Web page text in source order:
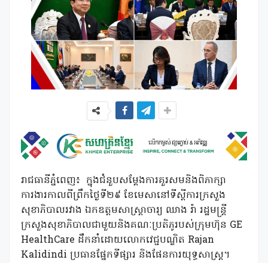
រាជធានីភ្នំពេញ៖ ក្នុងជំនួបសម្តែងការគួរសមនិងពិភាក្សា
ការងារកាលពីព្រឹកថ្ងៃទី២៩ ខែមេសានៅទីស្តីការក្រសួង
សុខាភិបាលរវាង ឯកឧត្តមសាស្ត្រាចារ្យ ឈាង រ៉ា រដ្ឋមន្ត្រី
ក្រសួងសុខាភិបាលជាមួយនិងគណៈប្រតិភូរបស់ក្រុមហ៊ុន GE
HealthCare ដឹកនាំដោយលោកវេជ្ជបណ្ឌិត Rajan
Kalidindi ប្រធានផ្នែកទីផ្សារ និងផែនការយុទ្ធសាស្រ្ត។